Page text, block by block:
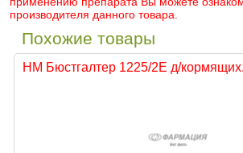
производителя данного товара.
Похожие товары
НМ Бюстгалтер 1225/2Е д/